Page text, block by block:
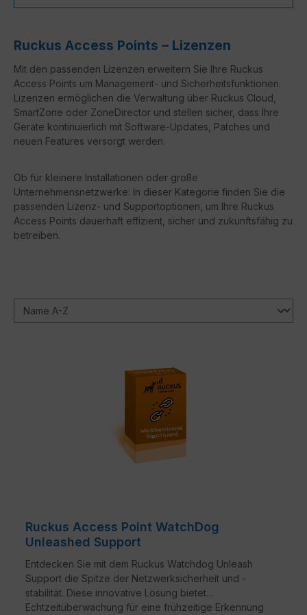
Ruckus Access Points – Lizenzen
Mit den passenden Lizenzen erweitern Sie Ihre Ruckus
Access Points um Management- und Sicherheitsfunktionen.
Lizenzen ermöglichen die Verwaltung über Ruckus Cloud,
SmartZone oder ZoneDirector und stellen sicher, dass Ihre
Geräte kontinuierlich mit Software-Updates, Patches und
neuen Features versorgt werden.
Ob für kleinere Installationen oder große
Unternehmensnetzwerke: In dieser Kategorie finden Sie die
passenden Lizenz- und Supportoptionen, um Ihre Ruckus
Access Points dauerhaft effizient, sicher und zukunftsfähig zu
betreiben.
Ruckus Access Point WatchDog
Unleashed Support
Entdecken Sie mit dem Ruckus Watchdog Unleash
Support die Spitze der Netzwerksicherheit und -
stabilität. Diese innovative Lösung bietet
Echtzeitüberwachung für eine frühzeitige Erkennung